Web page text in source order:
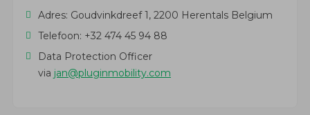
Adres: Goudvinkdreef 1, 2200 Herentals Belgium
Telefoon: +32 474 45 94 88
Data Protection Officer
via jan@pluginmobility.com